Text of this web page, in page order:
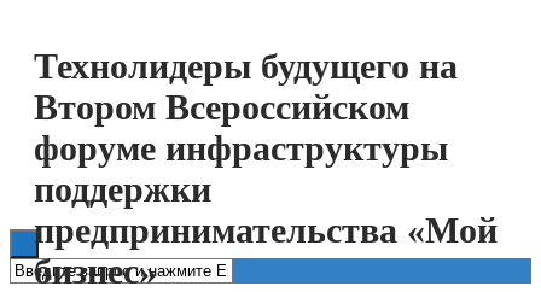
ESG
Книги
Технолидеры будущего на
Втором Всероссийском
форуме инфраструктуры
поддержки
предпринимательства «Мой
бизнес»